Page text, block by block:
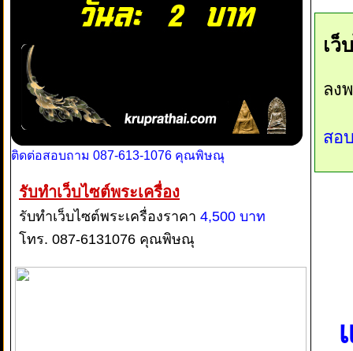
ติดต่อสอบถาม 087-613-1076 คุณพิษณุ
รับทำเว็บไซต์พระเครื่อง
รับทำเว็บไซต์พระเครื่องราคา 4,500 บาท
โทร. 087-6131076 คุณพิษณุ
เว็
ลง
สอ